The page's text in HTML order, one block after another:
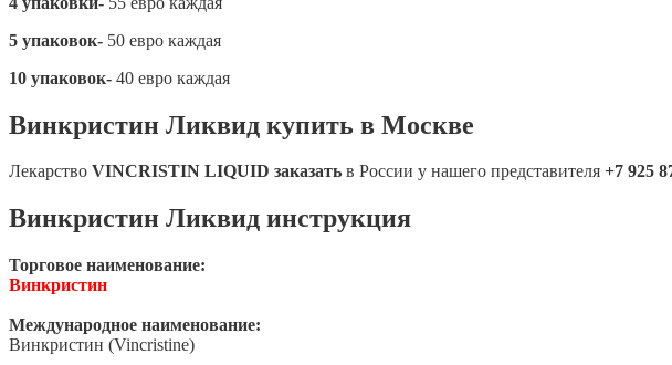
5 упаковок- 50 евро каждая
10 упаковок- 40 евро каждая
Винкристин Ликвид купить в Москве
Лекарство VINCRISTIN LIQUID заказать в России у нашего представителя +7 925
Винкристин Ликвид инструкция
Торговое наименование:
Винкристин
Международное наименование:
Винкристин (Vincristine)